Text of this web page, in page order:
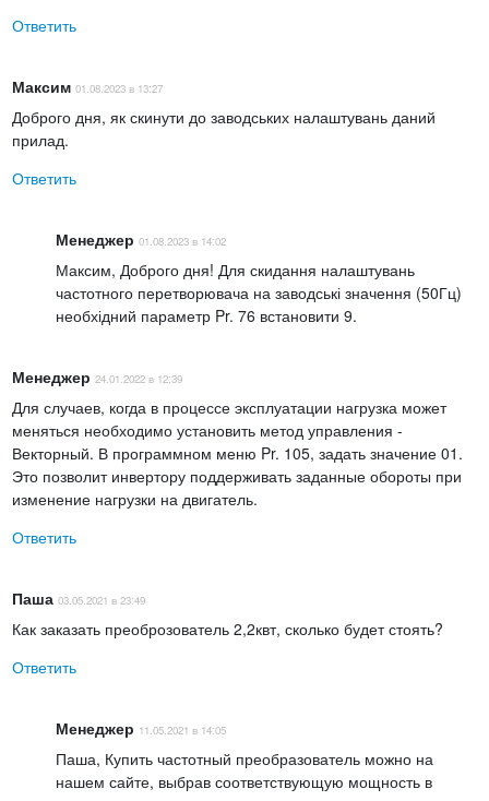
Ответить
Максим 01.08.2023 в 13:27
Доброго дня, як скинути до заводських налаштувань даний
прилад.
Ответить
Менеджер 01.08.2023 в 14:02
Максим, Доброго дня! Для скидання налаштувань
частотного перетворювача на заводські значення (50Гц)
необхідний параметр Pr. 76 встановити 9.
Менеджер 24.01.2022 в 12:39
Для случаев, когда в процессе эксплуатации нагрузка может
меняться необходимо установить метод управления -
Векторный. В программном меню Pr. 105, задать значение 01.
Это позволит инвертору поддерживать заданные обороты при
изменение нагрузки на двигатель.
Ответить
Паша 03.05.2021 в 23:49
Как заказать преоброзователь 2,2квт, сколько будет стоять?
Ответить
Менеджер 11.05.2021 в 14:05
Паша, Купить частотный преобразователь можно на
нашем сайте, выбрав соответствующую мощность в